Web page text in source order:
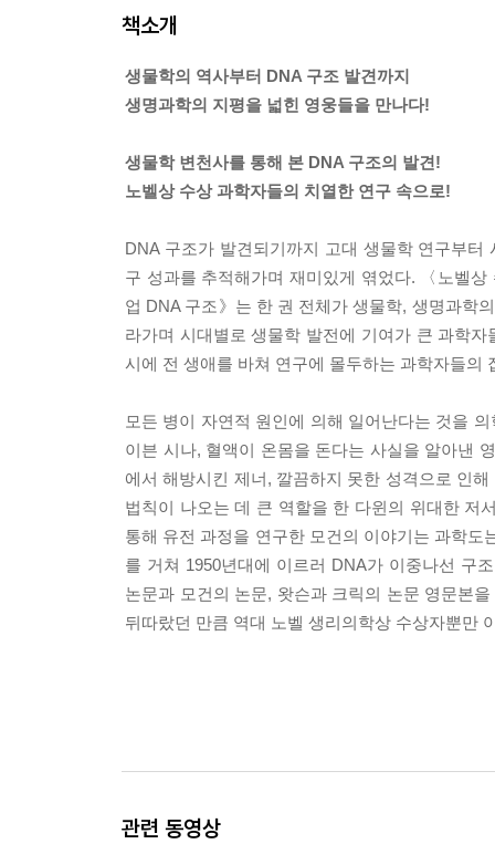
책소개
생물학의 역사부터 DNA 구조 발견까지
생명과학의 지평을 넓힌 영웅들을 만나다!
생물학 변천사를 통해 본 DNA 구조의 발견!
노벨상 수상 과학자들의 치열한 연구 속으로!
DNA 구조가 발견되기까지 고대 생물학 연구부
구 성과를 추적해가며 재미있게 엮었다. 〈노벨
업 DNA 구조》는 한 권 전체가 생물학, 생명과학
라가며 시대별로 생물학 발전에 기여가 큰 과학
시에 전 생애를 바쳐 연구에 몰두하는 과학자들의
모든 병이 자연적 원인에 의해 일어난다는 것을
이븐 시나, 혈액이 온몸을 돈다는 사실을 알아낸
에서 해방시킨 제너, 깔끔하지 못한 성격으로 인
법칙이 나오는 데 큰 역할을 한 다윈의 위대한 저
통해 유전 과정을 연구한 모건의 이야기는 과학
를 거쳐 1950년대에 이르러 DNA가 이중나선 구
논문과 모건의 논문, 왓슨과 크릭의 논문 영문본
뒤따랐던 만큼 역대 노벨 생리의학상 수상자뿐만
관련 동영상